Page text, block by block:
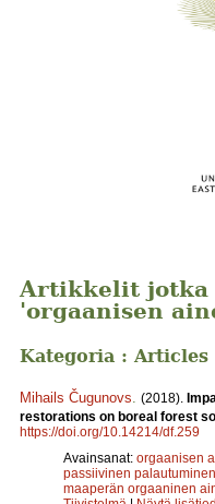
Artikkelit jotka
'orgaanisen
Kategoria : Articles
Mihails Čugunovs (2018).
restorations on boreal forest
https://doi.org/10.14214/df.259
Avainsanat: orgaanisen
passiivinen palautuminen
maaperän orgaaninen